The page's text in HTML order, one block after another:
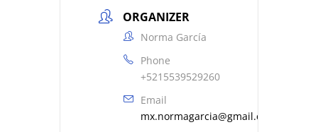
ORGANIZER
Norma García
Phone
+5215539529260
Email
mx.normagarcia@gmail.com